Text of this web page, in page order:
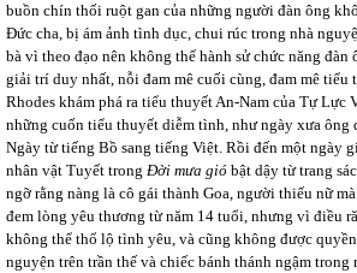
buồn chín thối ruột gan của những người đàn ông
Đức cha, bị ám ảnh tình dục, chui rúc trong nhà
bà vì theo đạo nên không thể hành sử chức năng đàn
giải trí duy nhất, nỗi đam mê cuối cùng, đam mê tiểu
Rhodes khám phá ra tiểu thuyết An-Nam của Tự Lực
những cuốn tiểu thuyết diễm tình, như ngày xưa ông
Ngày từ tiếng Bồ sang tiếng Việt. Rồi đến một ngày
nhân vật Tuyết trong Đời mưa gió bật dậy từ trang
ngỡ rằng nàng là cô gái thành Goa, người thiếu nữ
đem lòng yêu thương từ năm 14 tuổi, nhưng vì điều
không thể thổ lộ tình yêu, và cũng không được
nguyện trên trần thế và chiếc bánh thánh ngậm